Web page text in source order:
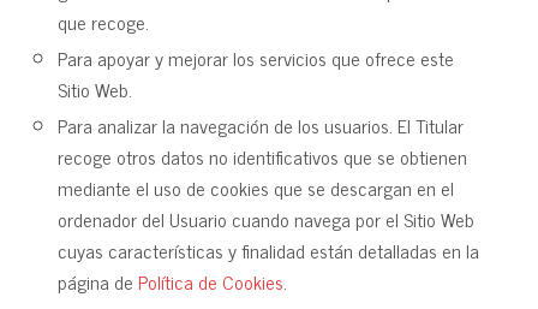
que recoge.
Para apoyar y mejorar los servicios que ofrece este
Sitio Web.
Para analizar la navegación de los usuarios. El Titular
recoge otros datos no identificativos que se obtienen
mediante el uso de cookies que se descargan en el
ordenador del Usuario cuando navega por el Sitio Web
cuyas características y finalidad están detalladas en la
página de Política de Cookies.